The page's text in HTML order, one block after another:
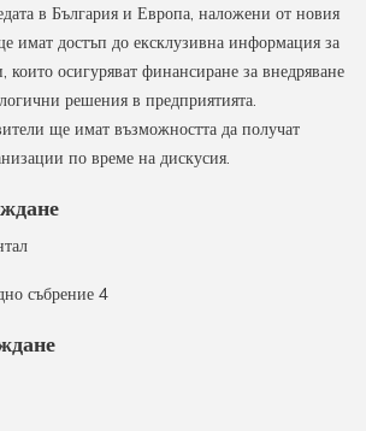
в България и Европа, наложени от новия
имат достъп до ексклузивна информация за
които осигуряват финансиране за внедряване
решения в предприятията.
ще имат възможността да получат
по време на дискусия.
събрение 4